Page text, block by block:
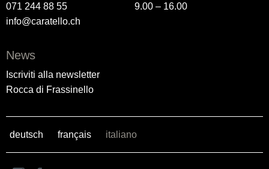
071 244 88 55
info@caratello.ch
9.00 – 16.00
News
Iscriviti alla newsletter
Rocca di Frassinello
deutsch français italiano